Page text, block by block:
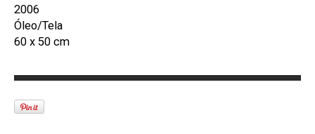
2006
Óleo/Tela
60 x 50 cm